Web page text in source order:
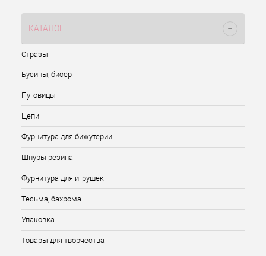
КАТАЛОГ
Стразы
Бусины, бисер
Пуговицы
Цепи
Фурнитура для бижутерии
Шнуры резина
Фурнитура для игрушек
Тесьма, бахрома
Упаковка
Товары для творчества